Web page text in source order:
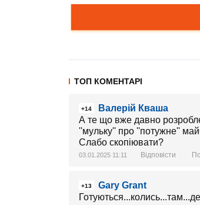
ТОП КОМЕНТАРІ
+14
Валерій Кваша
А те що вже давно
''мульку'' про ''потужне''
Слабо скопіювати?
03.01.2025 11:11 Відповісти
+13
Gary Grant